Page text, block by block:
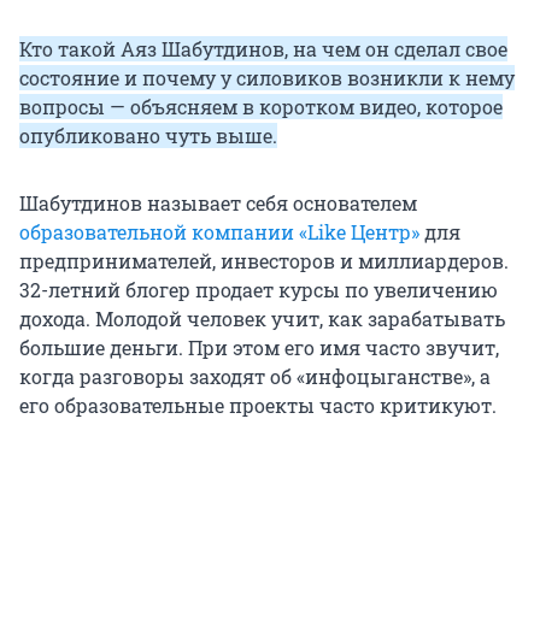
Кто такой Аяз Шабутдинов, на чем он сделал свое
состояние и почему у силовиков возникли к нему
вопросы — объясняем в коротком видео, которое
опубликовано чуть выше.
Шабутдинов называет себя основателем
образовательной компании «Like Центр»для
предпринимателей, инвесторов и миллиардеров.
32-летний блогер продает курсы по увеличению
дохода. Молодой человек учит, как зарабатывать
большие деньги. При этом его имя часто звучит,
когда разговоры заходят об «инфоцыганстве», а
его образовательные проекты часто критикуют.